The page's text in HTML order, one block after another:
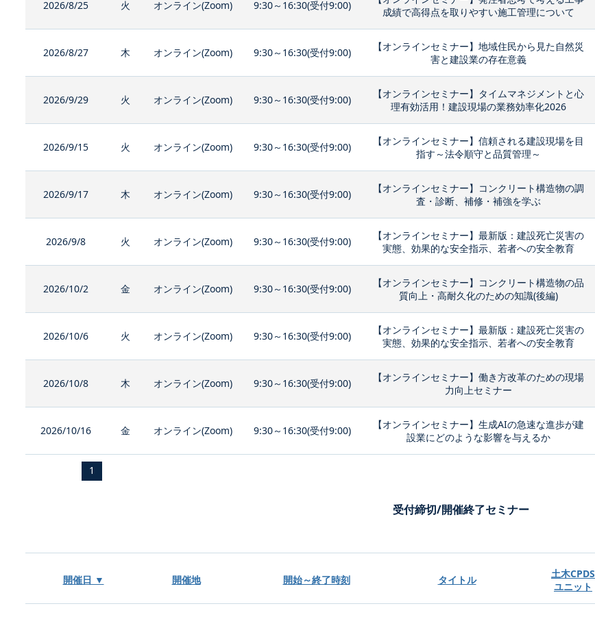
2026/8/25 火 オンライン(Zoom) 9:30～16:30(受付9:00)
成績で高得点を取りやすい施工管理について
2026/8/27 木 オンライン(Zoom) 9:30～16:30(受付9:00)
【オンラインセミナー】地域住民から見た自然災
害と建設業の存在意義
2026/9/29 火 オンライン(Zoom) 9:30～16:30(受付9:00)
【オンラインセミナー】タイムマネジメントと心
理有効活用！建設現場の業務効率化2026
2026/9/15 火 オンライン(Zoom) 9:30～16:30(受付9:00)
【オンラインセミナー】信頼される建設現場を目
指す～法令順守と品質管理～
2026/9/17 木 オンライン(Zoom) 9:30～16:30(受付9:00)
【オンラインセミナー】コンクリート構造物の調
査・診断、補修・補強を学ぶ
2026/9/8 火 オンライン(Zoom) 9:30～16:30(受付9:00)
【オンラインセミナー】最新版：建設死亡災害の
実態、効果的な安全指示、若者への安全教育
2026/10/2 金 オンライン(Zoom) 9:30～16:30(受付9:00)
【オンラインセミナー】コンクリート構造物の品
質向上・高耐久化のための知識(後編)
2026/10/6 火 オンライン(Zoom) 9:30～16:30(受付9:00)
【オンラインセミナー】最新版：建設死亡災害の
実態、効果的な安全指示、若者への安全教育
2026/10/8 木 オンライン(Zoom) 9:30～16:30(受付9:00)
【オンラインセミナー】働き方改革のための現場
力向上セミナー
2026/10/16 金 オンライン(Zoom) 9:30～16:30(受付9:00)
【オンラインセミナー】生成AIの急速な進歩が建
設業にどのような影響を与えるか
1
受付締切/開催終了セミナー
開催日 ▼ 開催地 開始～終了時刻 タイトル
土木CPDS
ユニット